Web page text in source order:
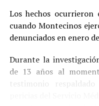
Los hechos
cuando Montecinos
denunciados en enero
Durante la
de 13 años al
testimonio